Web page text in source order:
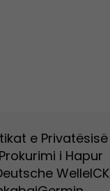
e Privatësisë
Prokurimi i Hapur
WelleICK